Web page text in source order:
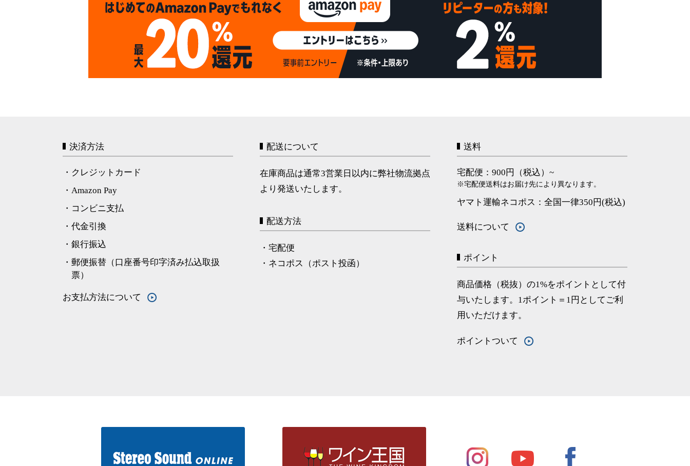
決済方法
・クレジットカード
・Amazon Pay
・コンビニ支払
・代金引換
・銀行振込
・郵便振替（口座番号印字済み払込取扱
票）
お支払方法について
配送について
在庫商品は通常3営業日以内に弊社物流拠点
より発送いたします。
配送方法
・宅配便
・ネコポス（ポスト投函）
送料
宅配便：900円（税込）~
※宅配便送料はお届け先により異なります。
ヤマト運輸ネコポス：全国一律350円(税込)
送料について
ポイント
商品価格（税抜）の1%をポイントとして付
与いたします。1ポイント＝1円としてご利
用いただけます。
ポイントついて